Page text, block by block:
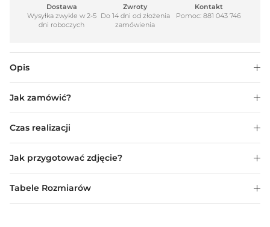
Dostawa
Wysyłka zwykle w 2-5
dni roboczych
Zwroty
Do 14 dni od złożenia
zamówienia
Kontakt
Pomoc: 881 043 746
Opis
Jak zamówić?
Czas realizacji
Jak przygotować zdjęcie?
Tabele Rozmiarów